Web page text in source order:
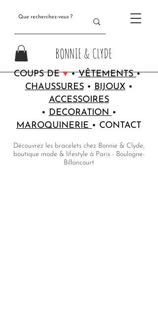
BONNIE & CLYDE
COUPS DE♥•VÊTEMENTS•
CHAUSSURES • BIJOUX•
ACCESSOIRES
• DECORATION •
MAROQUINERIE • CONTACT
Découvrez les bracelets chez Bonnie & Clyde,
boutique mode & lifestyle à Paris - Boulogne-
Billancourt